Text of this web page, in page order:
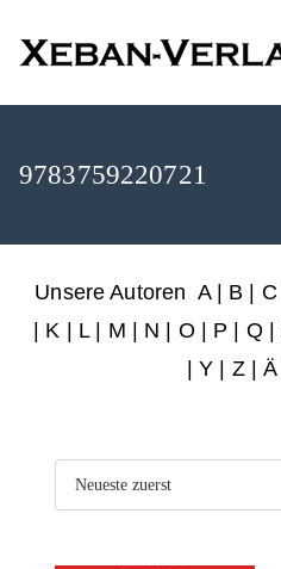
9783759220721
Unsere Autoren A| B C
K L| M N O P Q|
Y Z|Ä